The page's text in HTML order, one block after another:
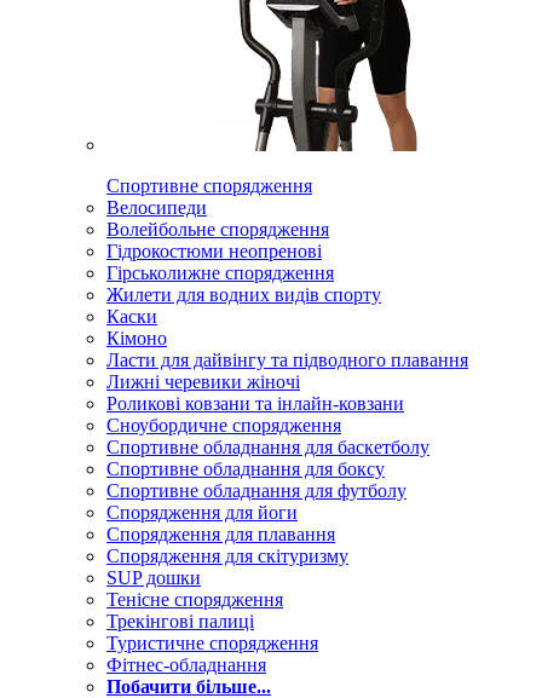
Спортивне спорядження
Велосипеди
Волейбольне спорядження
Гідрокостюми неопренові
Гірськолижне спорядження
Жилети для водних видів спорту
Каски
Кімоно
Ласти для дайвінгу та підводного плавання
Лижні черевики жіночі
Роликові ковзани та інлайн-ковзани
Сноубордичне спорядження
Спортивне обладнання для баскетболу
Спортивне обладнання для боксу
Спортивне обладнання для футболу
Спорядження для йоги
Спорядження для плавання
Спорядження для скітуризму
SUP дошки
Тенісне спорядження
Трекінгові палиці
Туристичне спорядження
Фітнес-обладнання
Побачити більше...